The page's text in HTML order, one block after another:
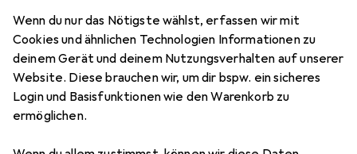
Wenn du nur das Nötigste wählst, erfassen wir mit
Cookies und ähnlichen Technologien Informationen zu
deinem Gerät und deinem Nutzungsverhalten auf unserer
Website. Diese brauchen wir, um dir bspw. ein sicheres
Login und Basisfunktionen wie den Warenkorb zu
ermöglichen.
5 Bilder
MitutoyoMessschieber
EUR
133,51